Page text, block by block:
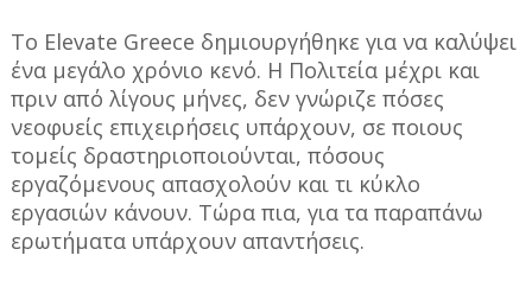
To Elevate Greece δημιουργήθηκε για να καλύψει
ένα μεγάλο χρόνιο κενό. Η Πολιτεία μέχρι και
πριν από λίγους μήνες, δεν γνώριζε πόσες
νεοφυείς επιχειρήσεις υπάρχουν, σε ποιους
τομείς δραστηριοποιούνται, πόσους
εργαζόμενους απασχολούν και τι κύκλο
εργασιών κάνουν. Τώρα πια, για τα παραπάνω
ερωτήματα υπάρχουν απαντήσεις.